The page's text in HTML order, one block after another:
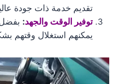
تقديم خدمة ذات جودة
توفير الوقت والجهد: بفضل
يمكنهم استغلال وقتهم